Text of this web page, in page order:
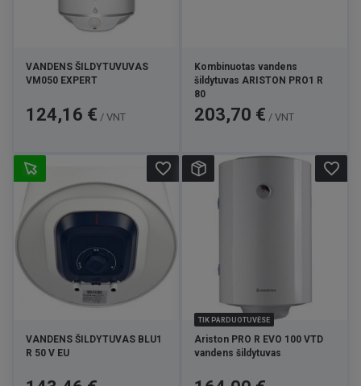
VANDENS ŠILDYTUVUVAS
VM050 EXPERT
Kaina
124,16 € / VNT
Kombinuotas vandens
šildytuvas ARISTON PRO1 R
80
Kaina
203,70 € / VNT
VANDENS ŠILDYTUVAS BLU1
R 50 V EU
Kaina
favorite_border
TIK PARDUOTUVĖSE
Ariston PRO R EVO 100 VTD
vandens šildytuvas
Kaina
favorite_border